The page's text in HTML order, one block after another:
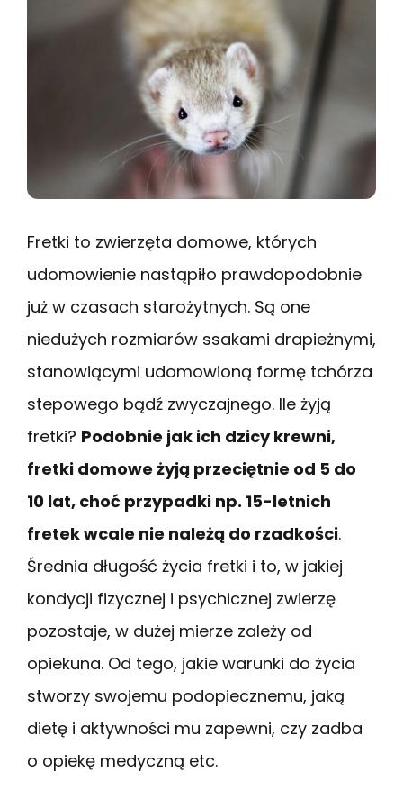
Fretki to zwierzęta domowe, których
udomowienie nastąpiło prawdopodobnie
już w czasach starożytnych. Są one
niedużych rozmiarów ssakami drapieżnymi,
stanowiącymi udomowioną formę tchórza
stepowego bądź zwyczajnego. Ile żyją
fretki? Podobnie jak ich dzicy krewni,
fretki domowe żyją przeciętnie od 5 do
10 lat, choć przypadki np. 15-letnich
fretek wcale nie należą do rzadkości.
Średnia długość życia fretki i to, w jakiej
kondycji fizycznej i psychicznej zwierzę
pozostaje, w dużej mierze zależy od
opiekuna. Od tego, jakie warunki do życia
stworzy swojemu podopiecznemu, jaką
dietę i aktywności mu zapewni, czy zadba
o opiekę medyczną etc.